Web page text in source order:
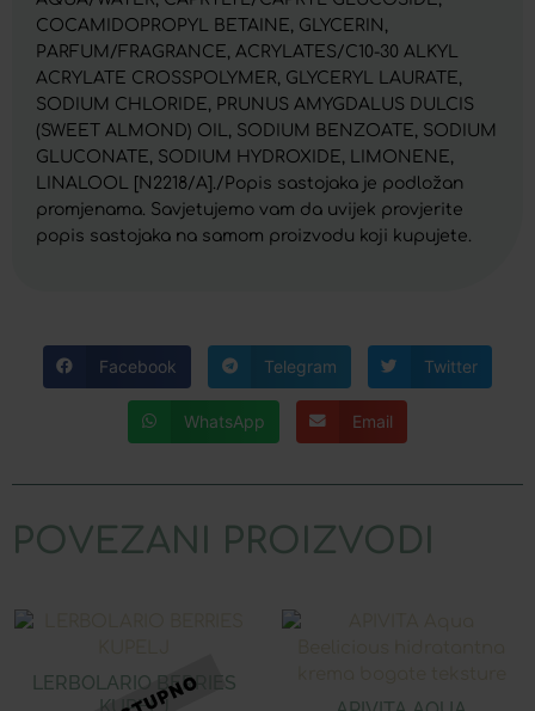
COCAMIDOPROPYL BETAINE, GLYCERIN,
PARFUM/FRAGRANCE, ACRYLATES/C10-30 ALKYL
ACRYLATE CROSSPOLYMER, GLYCERYL LAURATE,
SODIUM CHLORIDE, PRUNUS AMYGDALUS DULCIS
(SWEET ALMOND) OIL, SODIUM BENZOATE, SODIUM
GLUCONATE, SODIUM HYDROXIDE, LIMONENE,
LINALOOL [N2218/A]./Popis sastojaka je podložan
promjenama. Savjetujemo vam da uvijek provjerite
popis sastojaka na samom proizvodu koji kupujete.
Facebook Telegram Twitter
WhatsApp Email
POVEZANI PROIZVODI
LERBOLARIO BERRIES